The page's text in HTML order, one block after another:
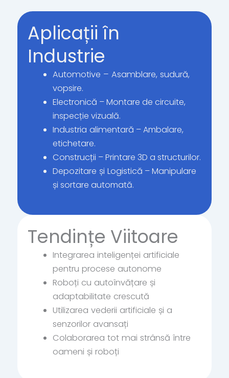
Aplicații în
Industrie
Automotive – Asamblare, sudură,
vopsire.
Electronică – Montare de circuite,
inspecție vizuală.
Industria alimentară – Ambalare,
etichetare.
Construcții – Printare 3D a structurilor.
Depozitare și Logistică – Manipulare
și sortare automată.
Tendințe Viitoare
Integrarea inteligenței artificiale
pentru procese autonome
Roboți cu autoînvățare și
adaptabilitate crescută
Utilizarea vederii artificiale și a
senzorilor avansați
Colaborarea tot mai strânsă între
oameni și roboți